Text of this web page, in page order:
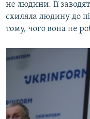
не людини. Її
схиляла людину до
тому, чого вона не